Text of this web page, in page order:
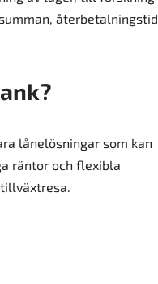
återbetalningstid
lånelösningar som kan
räntor och flexibla